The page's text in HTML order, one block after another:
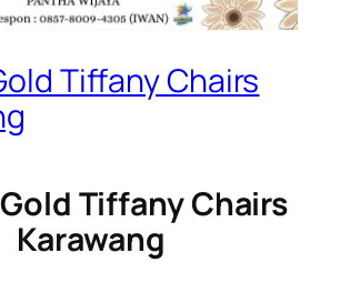
Tiffany Chairs
Tiffany Chairs
Karawang